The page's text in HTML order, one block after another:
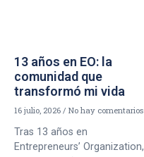
13 años en EO: la
comunidad que
transformó mi vida
16 julio, 2026 No hay comentarios
Tras 13 años en
Entrepreneurs’ Organization,